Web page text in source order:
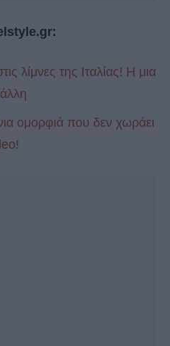
λίμνες της Ιταλίας! Η μια
ομορφιά που δεν χωράει